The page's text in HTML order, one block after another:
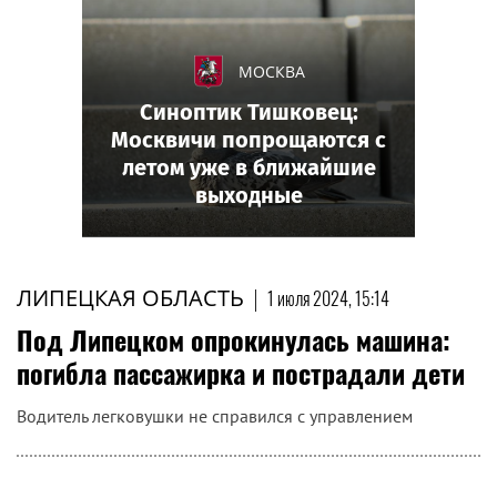
ЛИПЕЦКАЯ ОБЛАСТЬ | 1 июля 2024, 15:14
Под Липецком опрокинулась машина:
погибла пассажирка и пострадали дети
Водитель легковушки не справился с управлением
МОСКВА
Синоптик Тишковец:
Москвичи попрощаются с
летом уже в ближайшие
выходные